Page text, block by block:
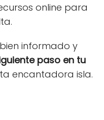
online para
informado y
paso en tu
encantadora isla.